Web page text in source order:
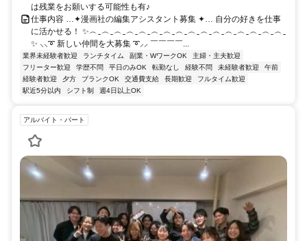
は残業をお願いする可能性も有♪
仕事内容 …✦漫画社の編集アシスタント募集 ✦… 自分の好きを仕事
に活かせる！ ✨︵‿︵‿︵‿︵‿︵‿︵‿︵‿︵‿︵‿︵‿︵‿︵‿︵‿︵‿︵‿︵‿
✨ ⸜⸜➰ 新しい仲間を大募集 ➰⸝⸝ ￣￣￣￣...
業界未経験者歓迎 ランチタイム 副業・WワークOK
主婦・主夫歓迎
フリーター歓迎
学歴不問 平日のみOK 転勤なし 経験不問 未経験者歓迎
午前
経験者歓迎
夕方 ブランクOK 交通費支給 長期歓迎
フルタイム歓迎
駅近5分以内
シフト制 週4日以上OK
アルバイト・パート